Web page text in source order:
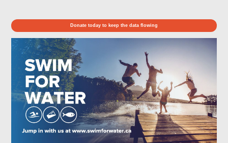
Donate today to keep the data flowing